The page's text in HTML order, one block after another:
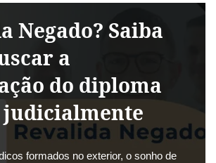
Negado? Saiba
a
do diploma
judicialmente
formados no exterior, o sonho de